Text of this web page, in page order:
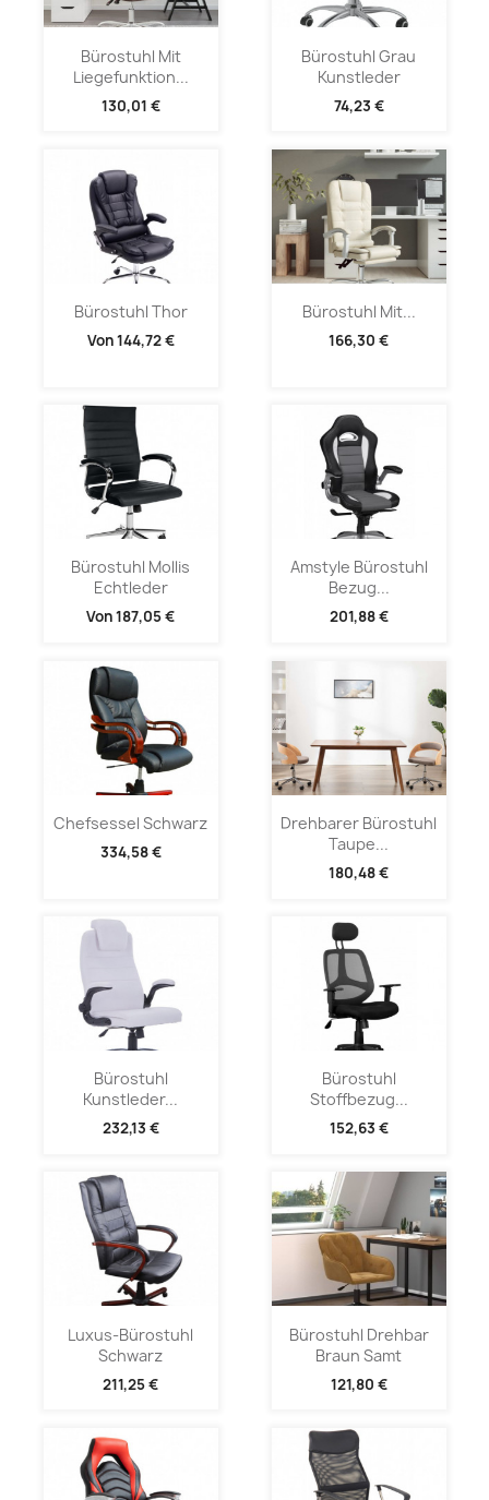
Bürostuhl Mit
Liegefunktion...
130,01 €
Bürostuhl Grau
Kunstleder
74,23 €
Bürostuhl Thor
Von144,72 €
Bürostuhl Mit...
166,30 €
Bürostuhl Mollis
Echtleder
Von187,05 €
Amstyle Bürostuhl
Bezug...
201,88 €
Chefsessel Schwarz
334,58 €
Drehbarer Bürostuhl
Taupe...
180,48 €
Bürostuhl
Kunstleder...
232,13 €
Bürostuhl
Stoffbezug...
152,63 €
Luxus-Bürostuhl
Schwarz
211,25 €
Bürostuhl Drehbar
Braun Samt
121,80 €